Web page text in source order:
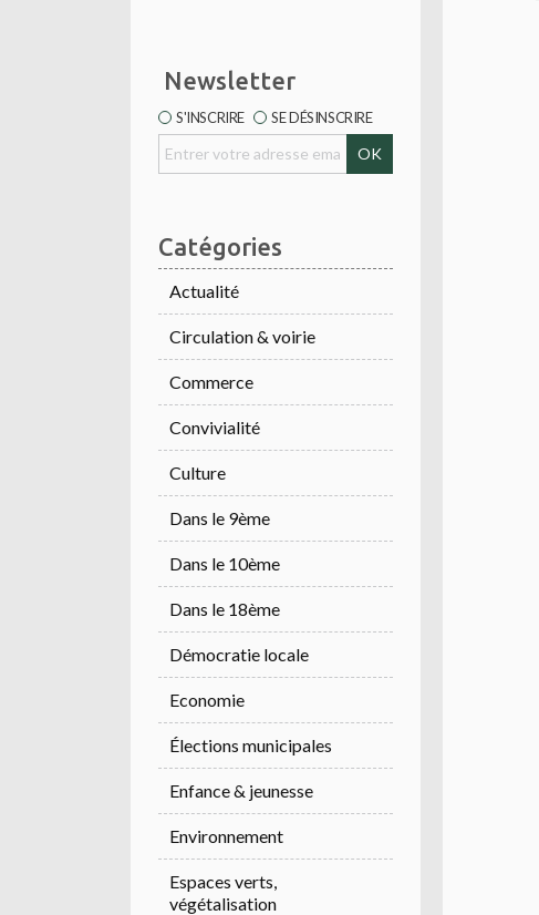
Newsletter
S'INSCRIRE SE DÉSINSCRIRE
Catégories
Actualité
Circulation & voirie
Commerce
Convivialité
Culture
Dans le 9ème
Dans le 10ème
Dans le 18ème
Démocratie locale
Economie
Élections municipales
Enfance & jeunesse
Environnement
Espaces verts,
végétalisation